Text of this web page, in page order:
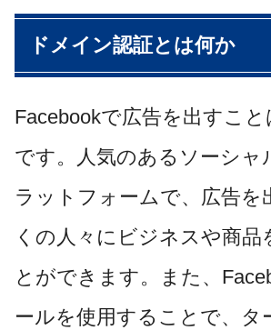
ドメイン認証とは何か
Facebookで広告を出すこ
です。人気のあるソーシャ
ラットフォームで、広告を
くの人々にビジネスや商品
とができます。また、
ールを使用することで、タ